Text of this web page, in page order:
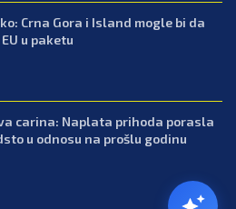
Crna Gora i Island mogle bi da
EU u paketu
carina: Naplata prihoda porasla
u odnosu na prošlu godinu